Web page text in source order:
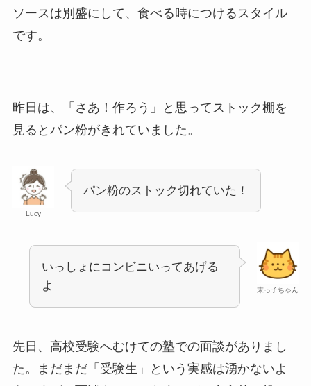
ソースは別盛にして、食べる時につけるスタイル
です。
昨日は、「さあ！作ろう」と思ってストック棚を
見るとパン粉がきれていました。
Lucy
パン粉のストック切れていた！
末っ子ちゃん
いっしょにコンビニいってあげる
よ
先日、高校受験へむけての塾での面談がありまし
た。まだまだ「受験生」という実感は湧かないよ